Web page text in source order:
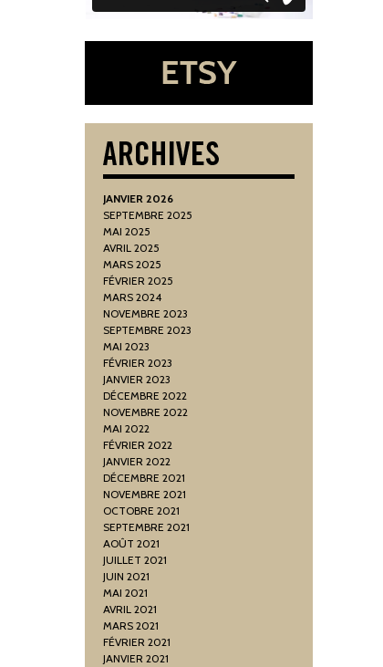
JANVIER 2026
SEPTEMBRE 2025
MAI 2025
AVRIL 2025
MARS 2025
FÉVRIER 2025
MARS 2024
NOVEMBRE 2023
SEPTEMBRE 2023
MAI 2023
FÉVRIER 2023
JANVIER 2023
DÉCEMBRE 2022
NOVEMBRE 2022
MAI 2022
FÉVRIER 2022
JANVIER 2022
DÉCEMBRE 2021
NOVEMBRE 2021
OCTOBRE 2021
SEPTEMBRE 2021
AOÛT 2021
JUILLET 2021
JUIN 2021
MAI 2021
AVRIL 2021
MARS 2021
FÉVRIER 2021
JANVIER 2021